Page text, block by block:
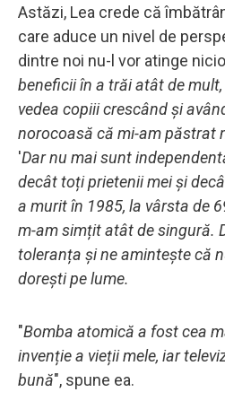
Astăzi, Lea crede că
care aduce un nivel de
dintre noi nu-l vor atinge
beneficii în a trăi atât de
vedea copiii crescând și
norocoasă că mi-am păstrat
'Dar nu mai sunt
decât toți prietenii mei și
a murit în 1985, la vârsta de
m-am simțit atât de singură.
toleranța și ne amintește că
dorești pe lume.
"Bomba atomică a fost cea
invenție a vieții mele, iar
bună", spune ea.